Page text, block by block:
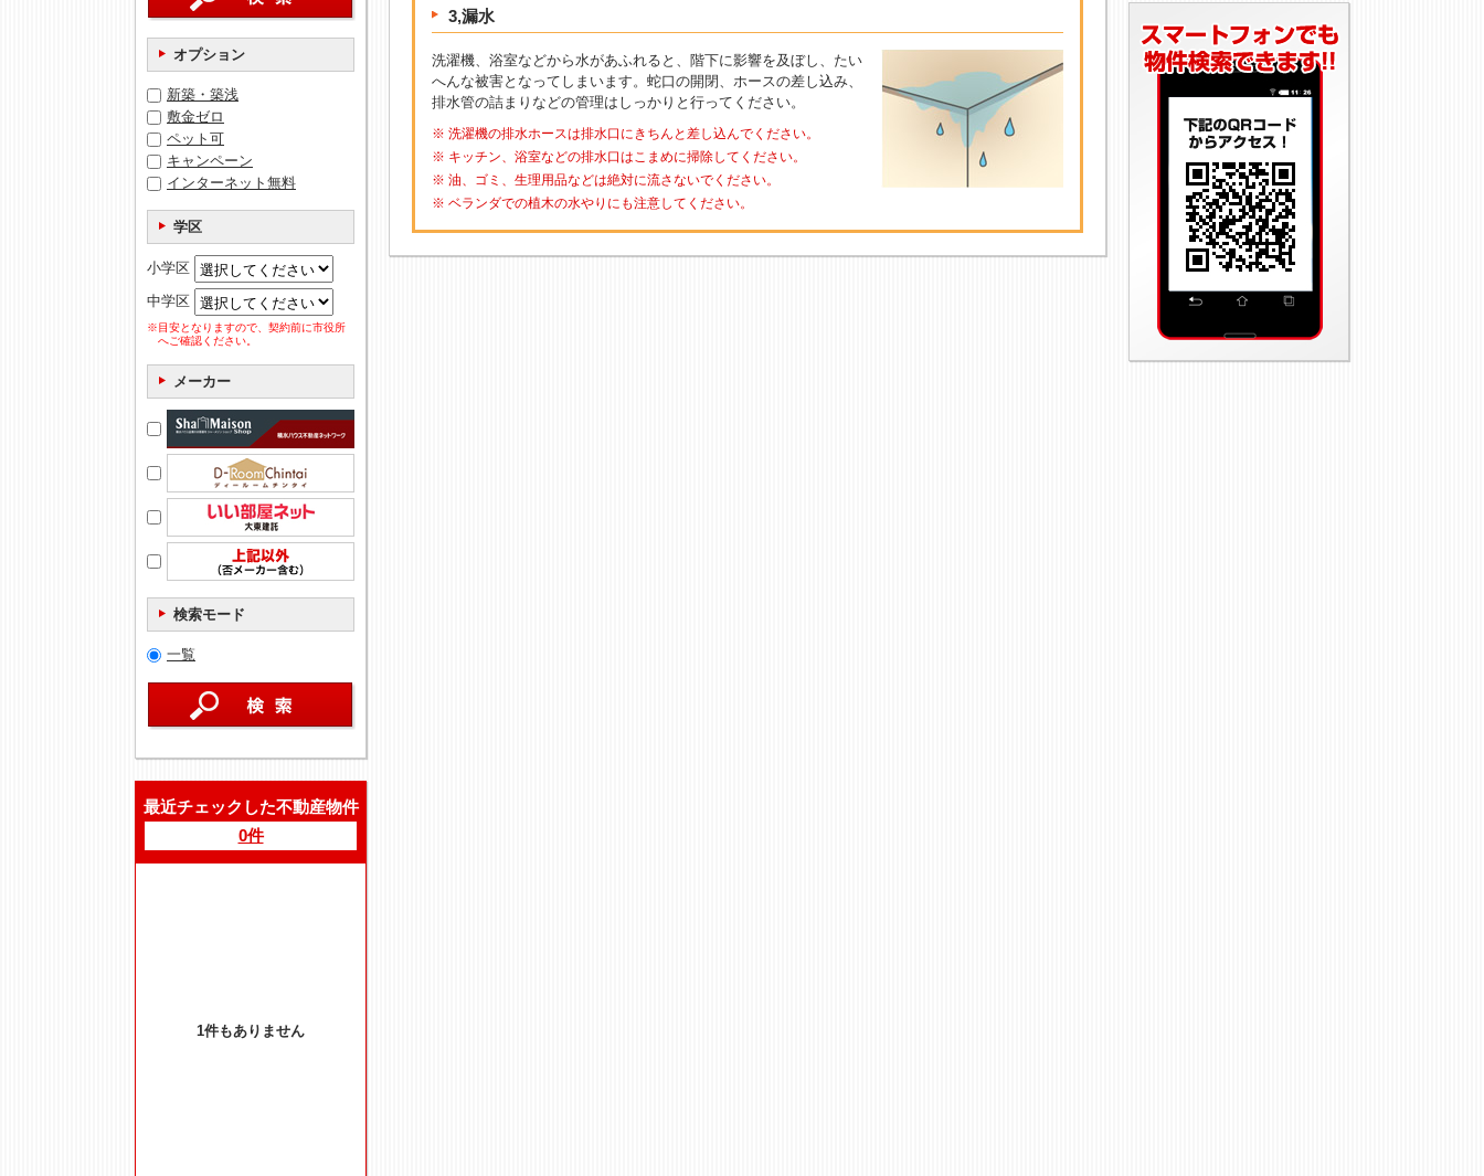
オプション
新築・築浅
敷金ゼロ
ペット可
キャンペーン
インターネット無料
学区
小学区
中学区
※目安となりますので、契約前に市役所
へご確認ください。
メーカー
検索モード
一覧
最近チェックした不動産物件
0件
1件もありません
3,漏水
洗濯機、浴室などから水があふれると、階下に影響を及ぼし、たい
へんな被害となってしまいます。蛇口の開閉、ホースの差し込み、
排水管の詰まりなどの管理はしっかりと行ってください。
※ 洗濯機の排水ホースは排水口にきちんと差し込んでください。
※ キッチン、浴室などの排水口はこまめに掃除してください。
※ 油、ゴミ、生理用品などは絶対に流さないでください。
※ ベランダでの植木の水やりにも注意してください。